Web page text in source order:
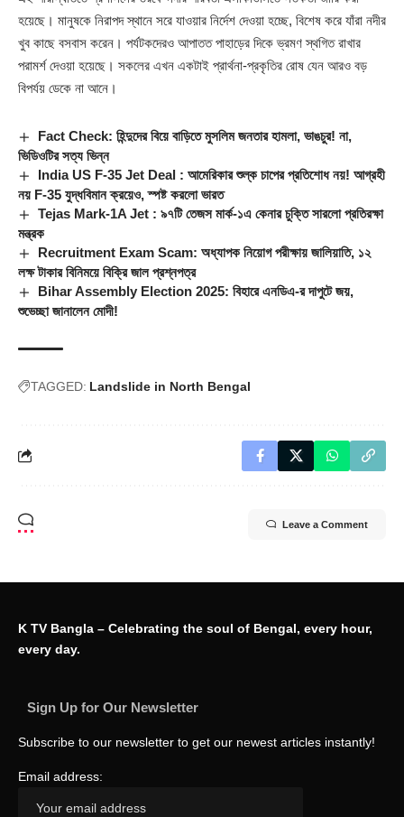
হয়েছে। মানুষকে নিরাপদ স্থানে সরে যাওয়ার নির্দেশ দেওয়া হচ্ছে, বিশেষ করে যাঁরা নদীর
খুব কাছে বসবাস করেন। পর্যটকদেরও আপাতত পাহাড়ের দিকে ভ্রমণ স্থগিত রাখার
পরামর্শ দেওয়া হয়েছে। সকলের এখন একটাই প্রার্থনা-প্রকৃতির রোষ যেন আরও বড়
বিপর্যয় ডেকে না আনে।
Fact Check: হিন্দুদের বিয়ে বাড়িতে মুসলিম জনতার হামলা, ভাঙচুর! না,
ভিডিওটির সত্য ভিন্ন
India US F-35 Jet Deal : আমেরিকার শুল্ক চাপের প্রতিশোধ নয়! আগ্রহী
নয় F-35 যুদ্ধবিমান ক্রয়েও, স্পষ্ট করলো ভারত
Tejas Mark-1A Jet : ৯৭টি তেজস মার্ক-১এ কেনার চুক্তি সারলো প্রতিরক্ষা
মন্ত্রক
Recruitment Exam Scam: অধ্যাপক নিয়োগ পরীক্ষায় জালিয়াতি, ১২
লক্ষ টাকার বিনিময়ে বিক্রি জাল প্রশ্নপত্র
Bihar Assembly Election 2025: বিহারে এনডিএ-র দাপুটে জয়,
শুভেচ্ছা জানালেন মোদী!
TAGGED: Landslide in North Bengal
Leave a Comment
K TV Bangla – Celebrating the soul of Bengal, every hour,
every day.
Sign Up for Our Newsletter
Subscribe to our newsletter to get our newest articles instantly!
Email address: